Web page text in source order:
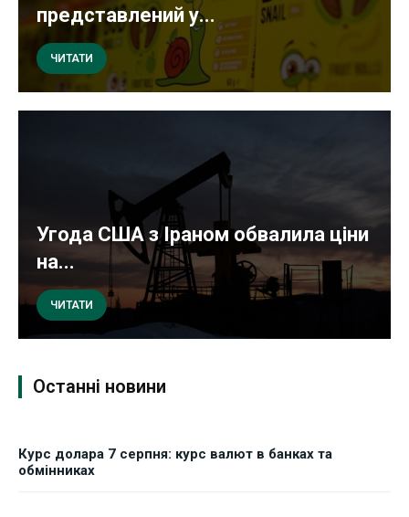
представлений у...
ЧИТАТИ
Угода США з Іраном обвалила ціни
на...
ЧИТАТИ
Останні новини
Курс долара 7 серпня: курс валют в банках та
обмінниках